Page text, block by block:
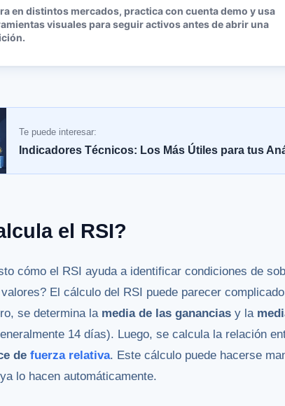
en distintos mercados, practica con cuenta demo y usa
visuales para seguir activos antes de abrir una
Te puede interesar:
Indicadores Técnicos: Los Más Útiles para tus
el RSI?
cómo el RSI ayuda a identificar condiciones de
El cálculo del RSI puede parecer
se determina la media de las ganancias y la
14 días). Luego, se calcula la relación
de fuerza relativa. Este cálculo puede hacerse
lo hacen automáticamente.